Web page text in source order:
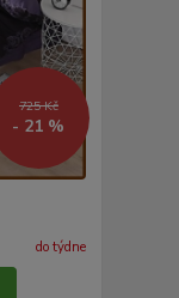
725 Kč
- 21 %
do týdne